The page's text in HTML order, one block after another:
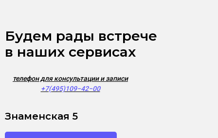
Будем рады встрече
в наших сервисах
телефон для консультации и записи
+7(495)109−42−00
Знаменская 5